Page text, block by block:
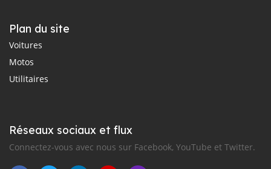
Plan du site
Voitures
Motos
Utilitaires
Réseaux sociaux et flux
Connectez-vous avec nous sur Facebook, YouTube et Twitter.